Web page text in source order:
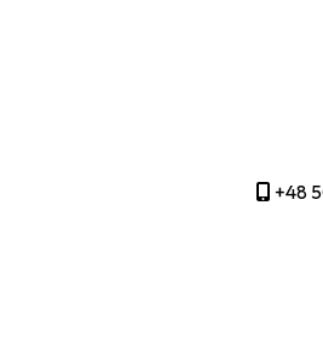
+48